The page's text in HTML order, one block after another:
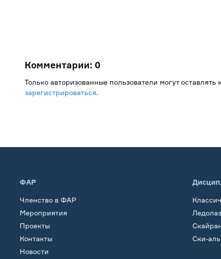
Комментарии: 0
Только авторизованные пользователи могут
зарегистрироваться.
ФАР
Членство в ФАР
Мероприятия
Проекты
Контакты
Новости
Ски-